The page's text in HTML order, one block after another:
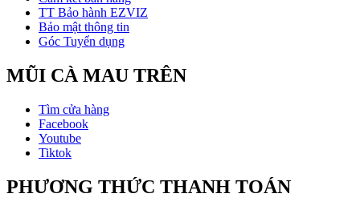
TT Bảo hành EZVIZ
Bảo mật thông tin
Góc Tuyển dụng
MŨI CÀ MAU TRÊN
Tìm cửa hàng
Facebook
Youtube
Tiktok
PHƯƠNG THỨC THANH TOÁN